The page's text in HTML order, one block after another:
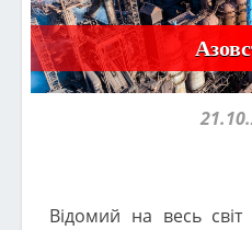
Відомий на весь